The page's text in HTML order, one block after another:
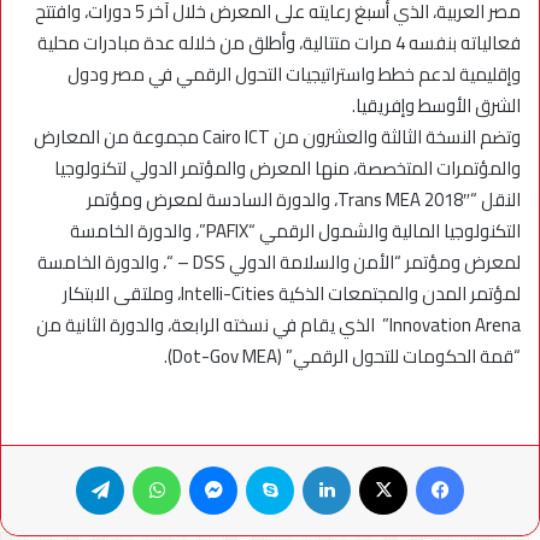
مصر العربية، الذي أسبغ رعايته على المعرض خلال آخر 5 دورات، وافتتح
فعالياته بنفسه 4 مرات متتالية، وأطلق من خلاله عدة مبادرات محلية
وإقليمية لدعم خطط واستراتيجيات التحول الرقمي في مصر ودول
الشرق الأوسط وإفريقيا.
وتضم النسخة الثالثة والعشرون من Cairo ICT مجموعة من المعارض
والمؤتمرات المتخصصة، منها المعرض والمؤتمر الدولي لتكنولوجيا
النقل “Trans MEA 2018″، والدورة السادسة لمعرض ومؤتمر
التكنولوجيا المالية والشمول الرقمي “PAFIX”، والدورة الخامسة
لمعرض ومؤتمر “الأمن والسلامة الدولي DSS – “، والدورة الخامسة
لمؤتمر المدن والمجتمعات الذكية Intelli-Cities، وملتقى الابتكار
Innovation Arena” الذي يقام في نسخته الرابعة، والدورة الثانية من
“قمة الحكومات للتحول الرقمي” (Dot-Gov MEA).
فيسبوك لينكدإن سكايب ماسنجر واتساب